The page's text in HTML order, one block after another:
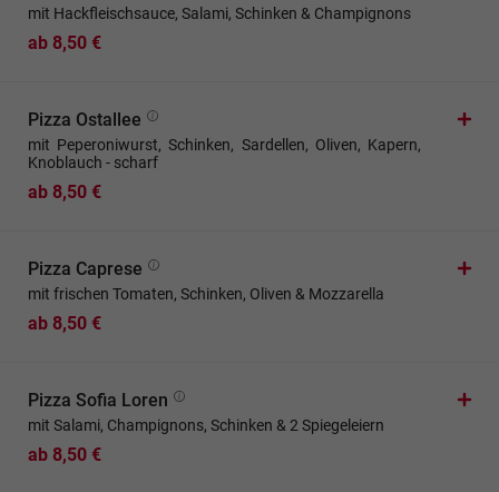
mit Hackfleischsauce, Salami, Schinken & Champignons
ab 8,50 €
Pizza Ostallee
mit Peperoniwurst, Schinken, Sardellen, Oliven, Kapern,
Knoblauch - scharf
ab 8,50 €
Pizza Caprese
mit frischen Tomaten, Schinken, Oliven & Mozzarella
ab 8,50 €
Pizza Sofia Loren
mit Salami, Champignons, Schinken & 2 Spiegeleiern
ab 8,50 €